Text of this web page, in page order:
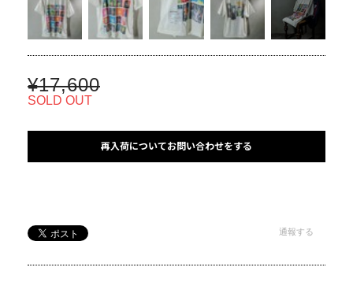
¥17,600
SOLD OUT
再入荷についてお問い合わせをする
通報する